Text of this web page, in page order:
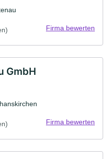
Firma bewerten
GmbH
Firma bewerten